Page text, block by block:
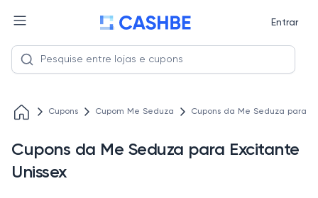
Entrar
Cupons Cupom Me Seduza Cupons da Me Seduza para
Cupons da Me Seduza para Excitante
Unissex